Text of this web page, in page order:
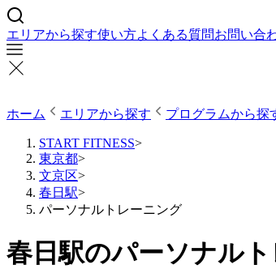
エリアから探す使い方よくある質問お問い合
ホーム エリアから探す プログラムから探
START FITNESS>
東京都>
文京区>
春日駅>
パーソナルトレーニング
春日駅のパーソナル